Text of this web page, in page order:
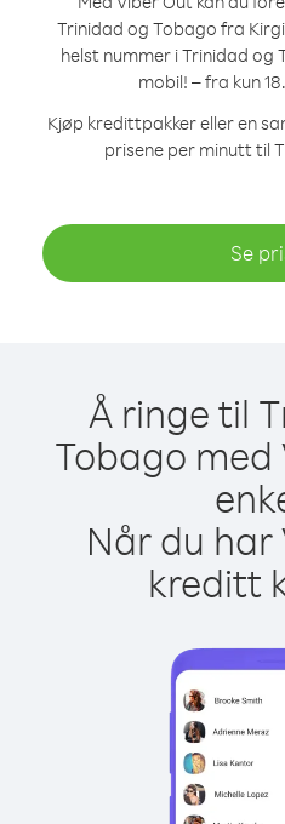
Trinidad og Tobago fra
helst nummer i Trinidad og
mobil! – fra kun
Kjøp kredittpakker eller en
prisene per minutt til
Se
Å ringe til
Tobago
Når du har
kreditt